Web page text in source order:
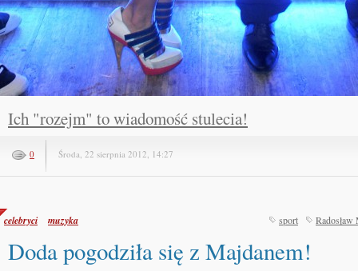
Ich "rozejm" to wiadomość stulecia!
0 Środa, 22 sierpnia 2012, 14:27
celebryci muzyka sport Radosław
Doda pogodziła się z Majdanem!